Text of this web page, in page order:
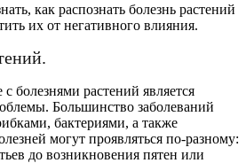
как распознать болезнь растений
их от негативного влияния.
болезнями растений является
Большинство заболеваний
бактериями, а также
могут проявляться по-разному:
до возникновения пятен или